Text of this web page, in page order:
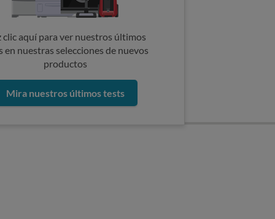
clic aquí para ver nuestros últimos
en nuestras selecciones de nuevos
productos
Mira nuestros últimos tests